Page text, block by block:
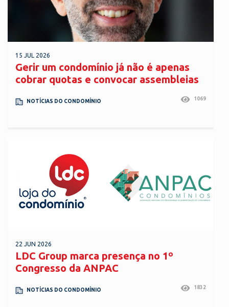
15 JUL 2026
Gerir um condomínio já não é apenas
cobrar quotas e convocar assembleias
NOTÍCIAS DO CONDOMÍNIO 1069
22 JUN 2026
LDC Group marca presença no 1º
Congresso da ANPAC
NOTÍCIAS DO CONDOMÍNIO 1832